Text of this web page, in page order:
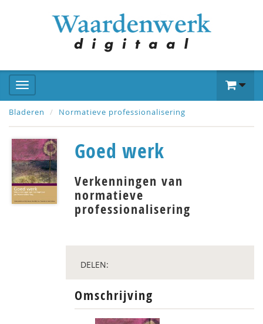
Bladeren Normatieve professionalisering
Goed werk
Verkenningen van
normatieve
professionalisering
DELEN:
Omschrijving